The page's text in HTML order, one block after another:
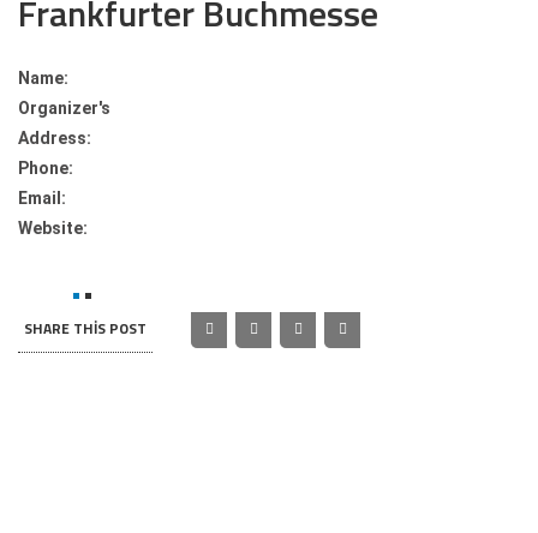
Frankfurter Buchmesse
Name:
Organizer's
Address:
Phone:
Email:
Website:
SHARE THIS POST